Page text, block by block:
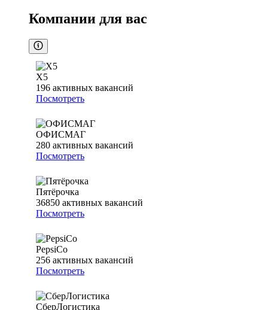
Компании для вас
Х5
196 активных вакансий
Посмотреть
ОФИСМАГ
280 активных вакансий
Посмотреть
Пятёрочка
36850 активных вакансий
Посмотреть
PepsiCo
256 активных вакансий
Посмотреть
СберЛогистика